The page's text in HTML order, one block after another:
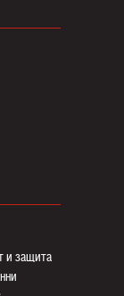
и защита